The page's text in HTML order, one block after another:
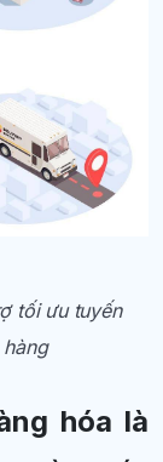
tối ưu tuyến
hóa là